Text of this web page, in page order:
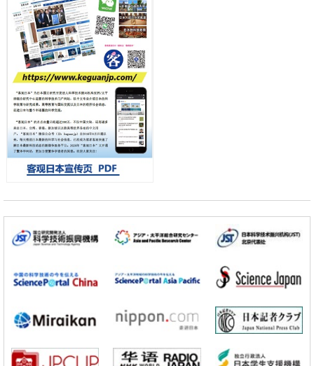
差异
政策
日本第2次医疗研究开发调整费，根据一线实际情况和需求分配99.3亿
日元
科学研究
千叶大学鉴定出导致难治性疾病“肺高血压症”恶化的蛋白质“MYL9/12”，
会引发血管结构恶化
科学研究
京都大学高效生成光的构成单元“光子”，可应用于量子计算机
科学研究
开发出300亿年仅误差1秒的光晶格钟，构建网络将其打造为下一代社会
基础设施
经济・社会
科学研究
带大量基因的人工细胞
政策
科学研究
京都大学高效生成光的构成单元“光子”，可应用于量子计算机
科学研究
小岩井忠道 泷川 进